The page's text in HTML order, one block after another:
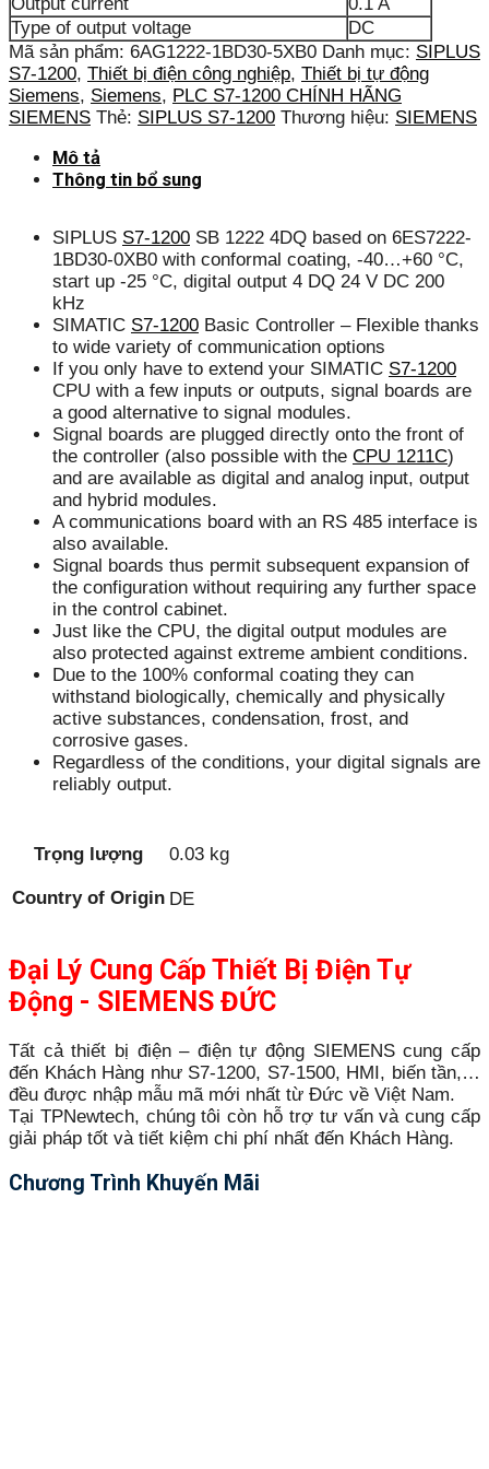
Type of output voltage
DC
Mã sản phẩm: 6AG1222-1BD30-5XB0 Danh mục: SIPLUS
S7-1200, Thiết bị điện công nghiệp, Thiết bị tự động
Siemens, Siemens, PLC S7-1200 CHÍNH HÃNG
SIEMENS Thẻ: SIPLUS S7-1200 Thương hiệu: SIEMENS
Mô tả
Thông tin bổ sung
SIPLUS S7-1200 SB 1222 4DQ based on 6ES7222-
1BD30-0XB0 with conformal coating, -40…+60 °C,
start up -25 °C, digital output 4 DQ 24 V DC 200
kHz
SIMATIC S7-1200 Basic Controller – Flexible thanks
to wide variety of communication options
If you only have to extend your SIMATIC S7-1200
CPU with a few inputs or outputs, signal boards are
a good alternative to signal modules.
Signal boards are plugged directly onto the front of
the controller (also possible with the CPU 1211C)
and are available as digital and analog input, output
and hybrid modules.
A communications board with an RS 485 interface is
also available.
Signal boards thus permit subsequent expansion of
the configuration without requiring any further space
in the control cabinet.
Just like the CPU, the digital output modules are
also protected against extreme ambient conditions.
Due to the 100% conformal coating they can
withstand biologically, chemically and physically
active substances, condensation, frost, and
corrosive gases.
Regardless of the conditions, your digital signals are
reliably output.
Trọng lượng 0.03 kg
Country of Origin DE
Đại Lý Cung Cấp Thiết Bị Điện Tự
Động - SIEMENS ĐỨC
Tất cả thiết bị điện – điện tự động SIEMENS cung cấp
đến Khách Hàng như S7-1200, S7-1500, HMI, biến tần,…
đều được nhập mẫu mã mới nhất từ Đức về Việt Nam.
Tại TPNewtech, chúng tôi còn hỗ trợ tư vấn và cung cấp
giải pháp tốt và tiết kiệm chi phí nhất đến Khách Hàng.
Chương Trình Khuyến Mãi